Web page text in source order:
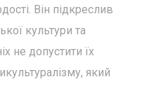
Він підкреслив
культури та
не допустити їх
який